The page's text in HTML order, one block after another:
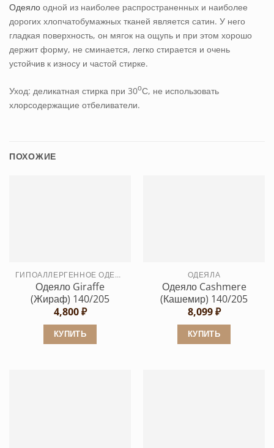
Одеяло одной из наиболее распространенных и наиболее
дорогих хлопчатобумажных тканей является сатин. У него
гладкая поверхность, он мягок на ощупь и при этом хорошо
держит форму, не сминается, легко стирается и очень
устойчив к износу и частой стирке.
Уход: деликатная стирка при 30оС, не использовать
хлорсодержащие отбеливатели.
ПОХОЖИЕ
ГИПОАЛЛЕРГЕННОЕ ОДЕЯЛО
Одеяло Giraffe
(Жираф) 140/205
4,800₽
КУПИТЬ
ОДЕЯЛА
Одеяло Cashmеre
(Кашемир) 140/205
8,099₽
КУПИТЬ